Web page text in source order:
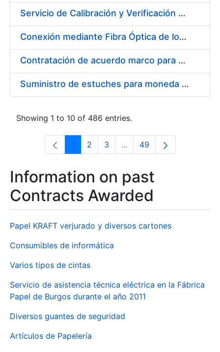
Servicio de Calibración y Verificación Externa de los Equipos de Medición del Servicio de Prevención de la FNMT-RCM
Conexión mediante Fibra Óptica de los Centros de Proceso de Datos (CPDs) de las sedes de la FNMT-RCM de Burgos y Madrid
Contratación de acuerdo marco para el Suministro de Material de Electricidad para la Fábrica Nacional de Moneda y Timbre-Real Casa de la Moneda en su centro de trabajo de Burgos
Suministro de estuches para moneda de 30 €
Showing 1 to 10 of 486 entries.
Page
1 Page
2 Page
3 ...Intermediate Pages Use
Page
49
Information on past
Contracts Awarded
Papel KRAFT verjurado y diversos cartones
Consumibles de informática
Varios tipos de cintas
Servicio de asistencia técnica eléctrica en la Fábrica
Papel de Burgos durante el año 2011
Diversos guantes de seguridad
Artículos de Papelería